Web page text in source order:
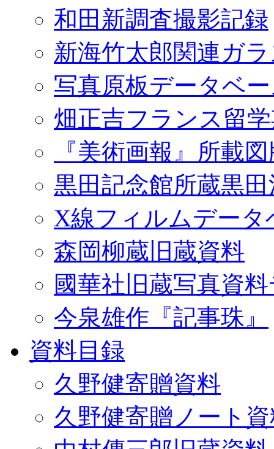
和田新調査撮影記録
新海竹太郎関連ガ
写真原板データベ
畑正吉フランス留
『美術画報』所載
黒田記念館所蔵黒
X線フィルムデータ
森岡柳蔵旧蔵資料
國華社旧蔵写真資
今泉雄作『記事珠』
資料目録
久野健寄贈資料
久野健寄贈ノート